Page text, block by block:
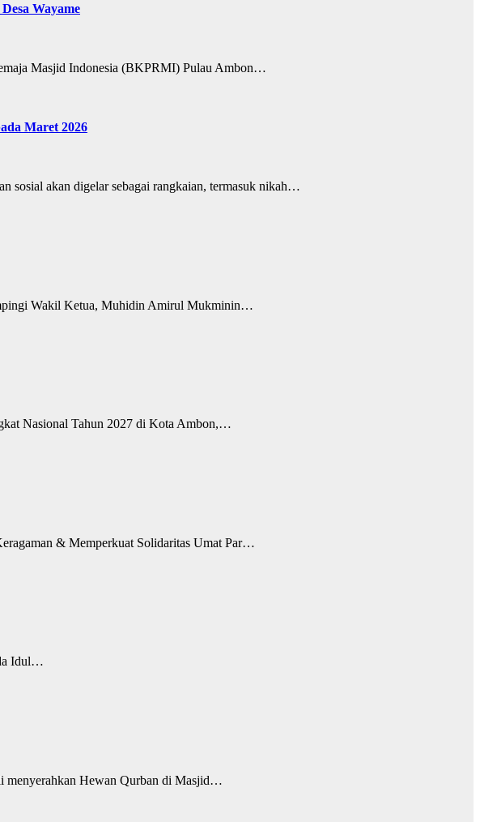
Wayame
Masjid Indonesia (BKPRMI) Pulau Ambon…
Maret 2026
akan digelar sebagai rangkaian, termasuk nikah…
Wakil Ketua, Muhidin Amirul Mukminin…
Nasional Tahun 2027 di Kota Ambon,…
& Memperkuat Solidaritas Umat Par…
Idul…
menyerahkan Hewan Qurban di Masjid…